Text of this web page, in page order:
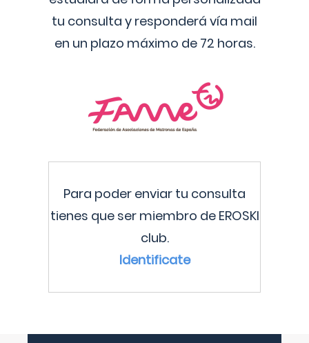
tu consulta y responderá vía mail
en un plazo máximo de 72 horas.
Para poder enviar tu consulta
tienes que ser miembro de EROSKI
club.
Identificate